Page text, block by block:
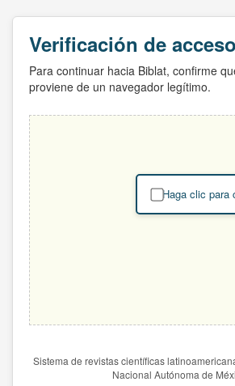
Verificación de acceso
Para continuar hacia Biblat, confirme
proviene de un navegador legítimo.
Haga clic para
Sistema de revistas científicas
Nacional Autónoma de